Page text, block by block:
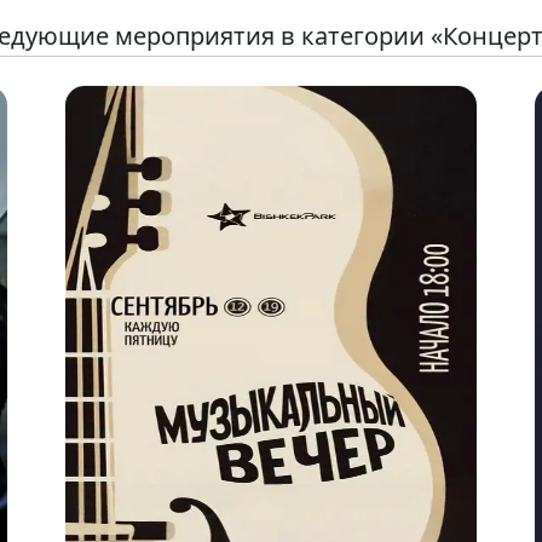
мероприятия в категории